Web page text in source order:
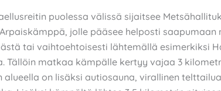
puolessa välissä sijaitsee
jolle pääsee helposti saapumaan
tai vaihtoehtoisesti lähtemällä esimerkiksi
Tällöin matkaa kämpälle kertyy vajaa 3
alueella on lisäksi autiosauna, virallinen